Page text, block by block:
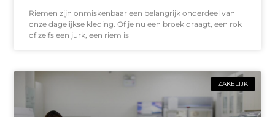
Riemen zijn onmiskenbaar een belangrijk onderdeel van
onze dagelijkse kleding. Of je nu een broek draagt, een rok
of zelfs een jurk, een riem is
ZAKELIJK